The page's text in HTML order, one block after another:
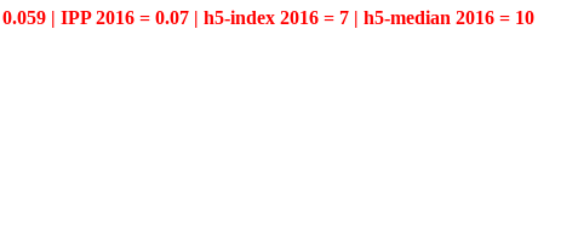
| IPP 2016 = 0.07 | h5-index 2016 = 7 | h5-median 2016 = 10